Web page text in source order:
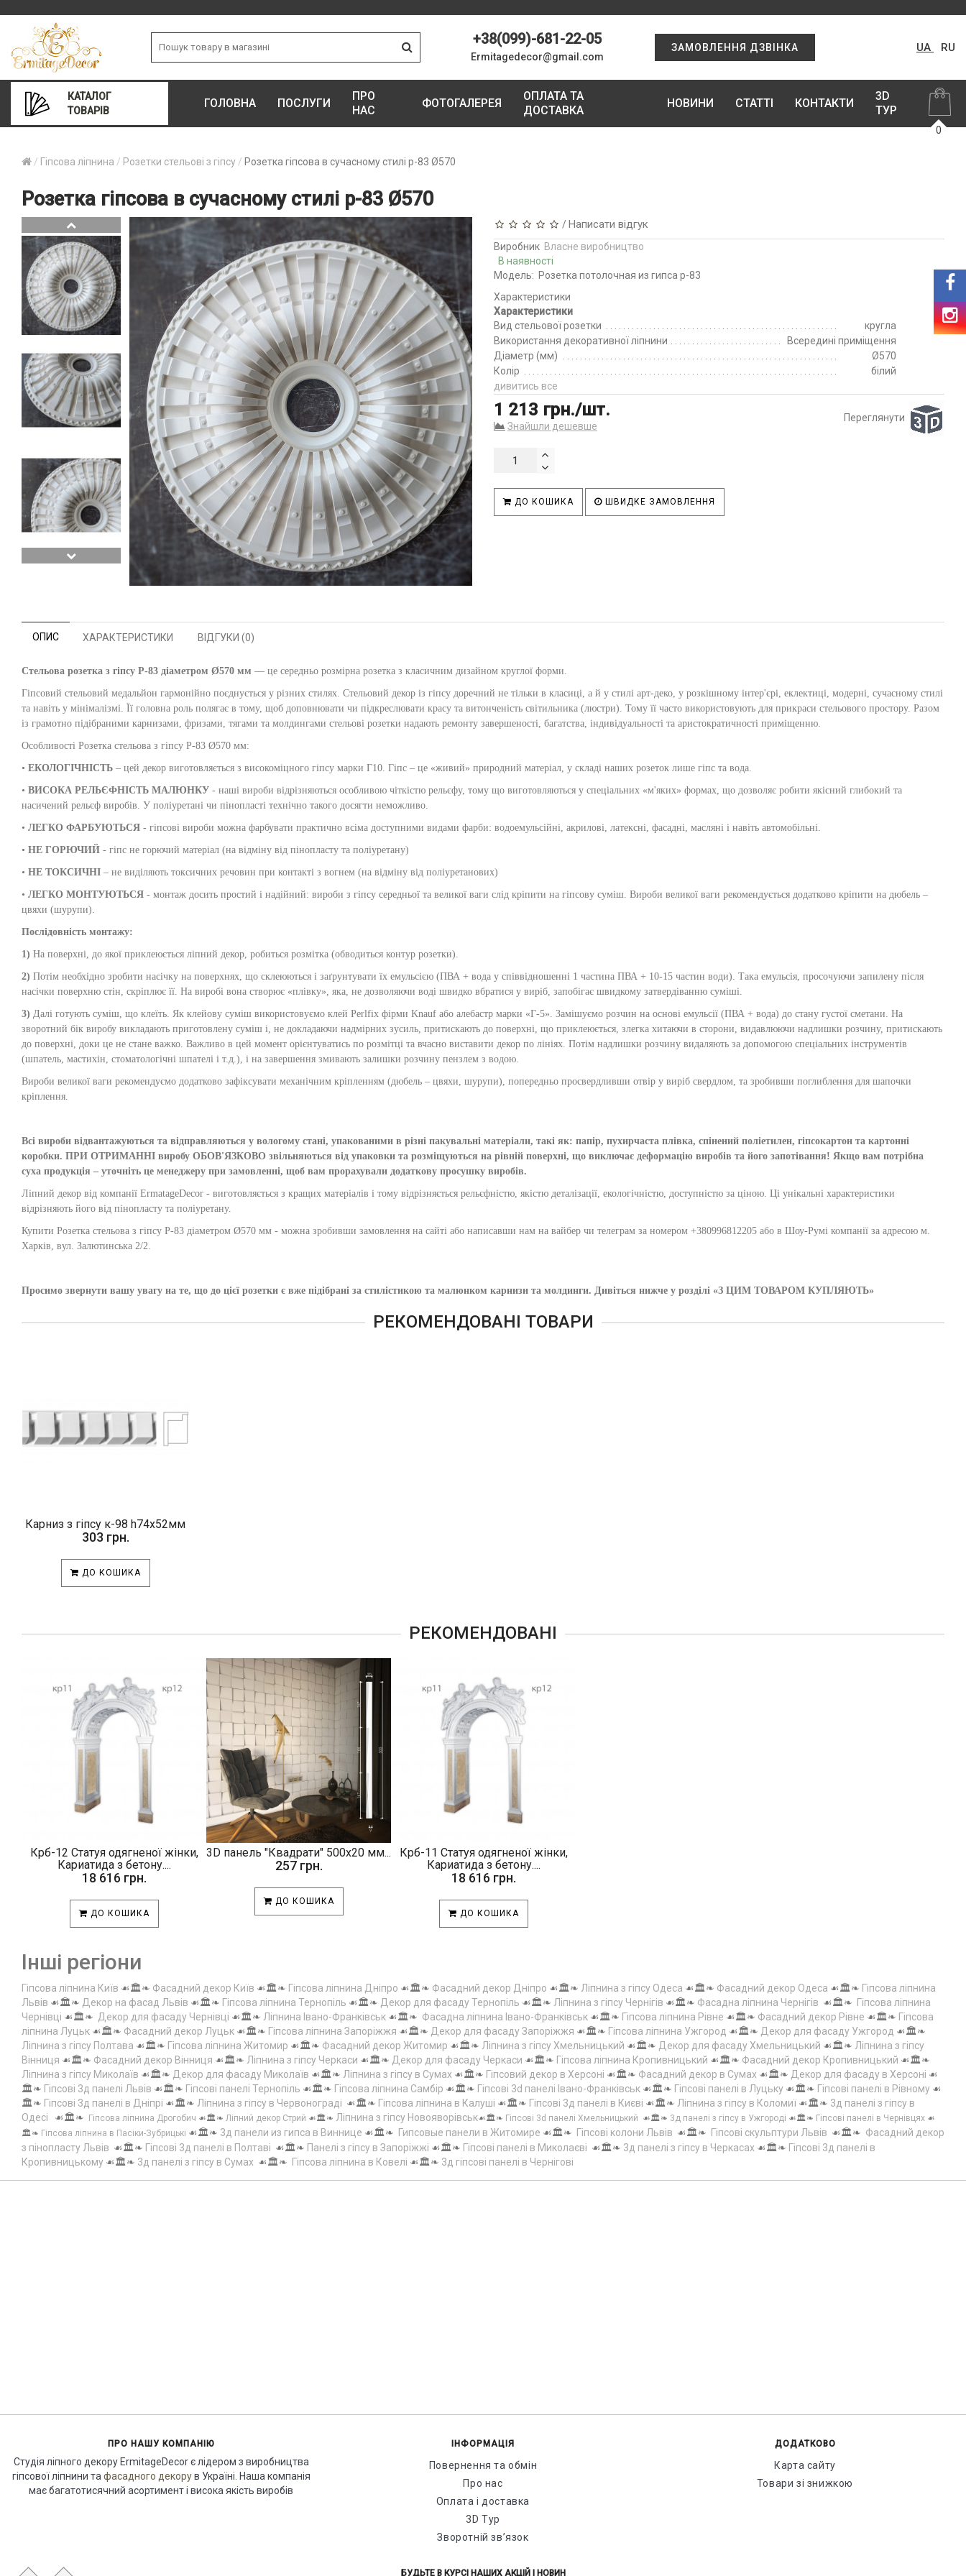
+38(099)-681-22-05
Ermitagedecor@gmail.com
ЗАМОВЛЕННЯ ДЗВІНКА UA RU
КАТАЛОГ
ТОВАРІВ
ГОЛОВНА ПОСЛУГИ
ПРО
НАС
ФОТОГАЛЕРЕЯ
ОПЛАТА ТА
ДОСТАВКА
НОВИНИ СТАТТІ КОНТАКТИ
3D
ТУР
0
Гіпсова ліпнина Розетки стельові з гіпсу Розетка гіпсова в сучасному стилі р-83 Ø570
Розетка гіпсова в сучасному стилі р-83 Ø570
/Написати відгук
Виробник Власне виробництво
В наявності
Модель: Розетка потолочная из гипса р-83
Характеристики
Характеристики
Вид стельової розетки
кругла
Використання декоративної ліпнини
Всередині приміщення
Діаметр (мм)
Ø570
Колір
білий
дивитись все
1 213 грн./шт.
Знайшли дешевше
Переглянути
ДО КОШИКА ШВИДКЕ ЗАМОВЛЕННЯ
ОПИС ХАРАКТЕРИСТИКИ ВІДГУКИ (0)
Стельова розетка з гіпсу Р-83 діаметром Ø570 мм — це середньо розмірна розетка з класичним дизайном круглої форми.
Гіпсовий стельовий медальйон гармонійно поєднується у різних стилях. Стельовий декор із гіпсу доречний не тільки в класиці, а й у стилі арт-деко, у розкішному інтер'єрі, еклектиці, модерні, сучасному стилі
та навіть у мінімалізмі. Її головна роль полягає в тому, щоб доповнювати чи підкреслювати красу та витонченість світильника (люстри). Тому її часто використовують для прикраси стельового простору. Разом
із грамотно підібраними карнизами, фризами, тягами та молдингами стельові розетки надають ремонту завершеності, багатства, індивідуальності та аристократичності приміщенню.
Особливості Розетка стельова з гіпсу Р-83 Ø570 мм:
• ЕКОЛОГІЧНІСТЬ – цей декор виготовляється з високоміцного гіпсу марки Г10. Гіпс – це «живий» природний матеріал, у складі наших розеток лише гіпс та вода.
• ВИСОКА РЕЛЬЄФНІСТЬ МАЛЮНКУ - наші вироби відрізняються особливою чіткістю рельєфу, тому що виготовляються у спеціальних «м'яких» формах, що дозволяє робити якісний глибокий та
насичений рельєф виробів. У поліуретані чи пінопласті технічно такого досягти неможливо.
• ЛЕГКО ФАРБУЮТЬСЯ - гіпсові вироби можна фарбувати практично всіма доступними видами фарби: водоемульсійні, акрилові, латексні, фасадні, масляні і навіть автомобільні.
• НЕ ГОРЮЧИЙ - гіпс не горючий матеріал (на відміну від пінопласту та поліуретану)
• НЕ ТОКСИЧНІ – не виділяють токсичних речовин при контакті з вогнем (на відміну від поліуретанових)
• ЛЕГКО МОНТУЮТЬСЯ - монтаж досить простий і надійний: вироби з гіпсу середньої та великої ваги слід кріпити на гіпсову суміш. Вироби великої ваги рекомендується додатково кріпити на дюбель –
цвяхи (шурупи).
Послідовність монтажу:
1) На поверхні, до якої приклеюється ліпний декор, робиться розмітка (обводиться контур розетки).
2) Потім необхідно зробити насічку на поверхнях, що склеюються і заґрунтувати їх емульсією (ПВА + вода у співвідношенні 1 частина ПВА + 10-15 частин води). Така емульсія, просочуючи запилену після
насічки поверхню стін, скріплює її. На виробі вона створює «плівку», яка, не дозволяючи воді швидко вбратися у виріб, запобігає швидкому затвердіванню суміші.
3) Далі готують суміш, що клеїть. Як клейову суміш використовуємо клей Perlfix фірми Knauf або алебастр марки «Г-5». Замішуємо розчин на основі емульсії (ПВА + вода) до стану густої сметани. На
зворотний бік виробу викладають приготовлену суміш і, не докладаючи надмірних зусиль, притискають до поверхні, що приклеюється, злегка хитаючи в сторони, видавлюючи надлишки розчину, притискають
до поверхні, доки це не стане важко. Важливо в цей момент орієнтуватись по розмітці та вчасно виставити декор по лініях. Потім надлишки розчину видаляють за допомогою спеціальних інструментів
(шпатель, мастихін, стоматологічні шпателі і т.д.), і на завершення змивають залишки розчину пензлем з водою.
Вироби великої ваги рекомендуємо додатково зафіксувати механічним кріпленням (дюбель – цвяхи, шурупи), попередньо просвердливши отвір у виріб свердлом, та зробивши поглиблення для шапочки
кріплення.
Всі вироби відвантажуються та відправляються у вологому стані, упакованими в різні пакувальні матеріали, такі як: папір, пухирчаста плівка, спінений поліетилен, гіпсокартон та картонні
коробки. ПРИ ОТРИМАННІ виробу ОБОВ'ЯЗКОВО звільняються від упаковки та розміщуються на рівній поверхні, що виключає деформацію виробів та його запотівання! Якщо вам потрібна
суха продукція – уточніть це менеджеру при замовленні, щоб вам прорахували додаткову просушку виробів.
Ліпний декор від компанії ErmatageDecor - виготовляється з кращих матеріалів і тому відрізняється рельєфністю, якістю деталізації, екологічністю, доступністю за ціною. Ці унікальні характеристики
відрізняють його від пінопласту та поліуретану.
Купити Розетка стельова з гіпсу Р-83 діаметром Ø570 мм - можна зробивши замовлення на сайті або написавши нам на вайбер чи телеграм за номером +380996812205 або в Шоу-Румі компанії за адресою м.
Харків, вул. Залютинська 2/2.
Просимо звернути вашу увагу на те, що до цієї розетки є вже підібрані за стилістикою та малюнком карнизи та молдинги. Дивіться нижче у розділі «З ЦИМ ТОВАРОМ КУПЛЯЮТЬ»
РЕКОМЕНДОВАНІ ТОВАРИ
Карниз з гіпсу к-98 h74х52мм
303 грн.
ДО КОШИКА
РЕКОМЕНДОВАНІ
Крб-12 Статуя одягненої жінки,
Кариатида з бетону....
18 616 грн.
ДО КОШИКА
3D панель "Квадрати" 500х20 мм...
257 грн.
ДО КОШИКА
Крб-11 Статуя одягненої жінки,
Кариатида з бетону....
18 616 грн.
ДО КОШИКА
Інші регіони
Гіпсова ліпнина Київ ☙🏛️❧ Фасадний декор Київ ☙🏛️❧ Гіпсова ліпнина Дніпро ☙🏛️❧ Фасадний декор Дніпро ☙🏛️❧ Ліпнина з гіпсу Одеса ☙🏛️❧ Фасадний декор Одеса ☙🏛️❧ Гіпсова ліпнина
Львів ☙🏛️❧ Декор на фасад Львів ☙🏛️❧ Гіпсова ліпнина Тернопіль ☙🏛️❧ Декор для фасаду Тернопіль ☙🏛️❧ Ліпнина з гіпсу Чернігів ☙🏛️❧ Фасадна ліпнина Чернігів ☙🏛️❧ Гіпсова ліпнина
Чернівці ☙🏛️❧ Декор для фасаду Чернівці ☙🏛️❧ Ліпнина Івано-Франківськ ☙🏛️❧ Фасадна ліпнина Івано-Франківськ ☙🏛️❧ Гіпсова ліпнина Рівне ☙🏛️❧ Фасадний декор Рівне ☙🏛️❧ Гіпсова
ліпнина Луцьк ☙🏛️❧ Фасадний декор Луцьк ☙🏛️❧ Гіпсова ліпнина Запоріжжя ☙🏛️❧ Декор для фасаду Запоріжжя ☙🏛️❧ Гіпсова ліпнина Ужгород ☙🏛️❧ Декор для фасаду Ужгород ☙🏛️❧
Ліпнина з гіпсу Полтава ☙🏛️❧ Гіпсова ліпнина Житомир ☙🏛️❧ Фасадний декор Житомир ☙🏛️❧ Ліпнина з гіпсу Хмельницький ☙🏛️❧ Декор для фасаду Хмельницький ☙🏛️❧ Ліпнина з гіпсу
Вінниця ☙🏛️❧ Фасадний декор Вінниця ☙🏛️❧ Ліпнина з гіпсу Черкаси ☙🏛️❧ Декор для фасаду Черкаси ☙🏛️❧ Гіпсова ліпнина Кропивницький ☙🏛️❧ Фасадний декор Кропивницький ☙🏛️❧
Ліпнина з гіпсу Миколаїв ☙🏛️❧ Декор для фасаду Миколаїв ☙🏛️❧ Ліпнина з гіпсу в Сумах ☙🏛️❧ Гіпсовий декор в Херсоні ☙🏛️❧ Фасадний декор в Сумах ☙🏛️❧ Декор для фасаду в Херсоні ☙
🏛️❧ Гіпсові 3д панелі Львів ☙🏛️❧ Гіпсові панелі Тернопіль ☙🏛️❧ Гіпсова ліпнина Самбір ☙🏛️❧ Гіпсові 3d панелі Івано-Франківськ ☙🏛️❧ Гіпсові панелі в Луцьку ☙🏛️❧ Гіпсові панелі в Рівному ☙
🏛️❧ Гіпсові 3д панелі в Дніпрі ☙🏛️❧ Ліпнина з гіпсу в Червонограді ☙🏛️❧ Гіпсова ліпнина в Калуші ☙🏛️❧ Гіпсові 3д панелі в Києві ☙🏛️❧ Ліпнина з гіпсу в Коломиї ☙🏛️❧ 3д панелі з гіпсу в
Одесі ☙🏛️❧ Гіпсова ліпнина Дрогобич ☙🏛️❧ Ліпний декор Стрий ☙🏛️❧ Ліпнина з гіпсу Новояворівськ☙🏛️❧ Гіпсові 3d панелі Хмельницький ☙🏛️❧ 3д панелі з гіпсу в Ужгороді ☙🏛️❧ Гіпсові панелі в Чернівцях ☙
🏛️❧ Гіпсова ліпнина в Пасіки-Зубрицькі ☙🏛️❧ 3д панели из гипса в Виннице ☙🏛️❧ Гипсовые панели в Житомире ☙🏛️❧ Гіпсові колони Львів ☙🏛️❧ Гіпсові скульптури Львів ☙🏛️❧ Фасадний декор
з пінопласту Львів ☙🏛️❧ Гіпсові 3д панелі в Полтаві ☙🏛️❧ Панелі з гіпсу в Запоріжжі ☙🏛️❧ Гіпсові панелі в Миколаєві ☙🏛️❧ 3д панелі з гіпсу в Черкасах ☙🏛️❧ Гіпсові 3д панелі в
Кропивницькому ☙🏛️❧ 3д панелі з гіпсу в Сумах ☙🏛️❧ Гіпсова ліпнина в Ковелі ☙🏛️❧ 3д гіпсові панелі в Чернігові
ПРО НАШУ КОМПАНІЮ
Студія ліпного декору ErmitageDecor є лідером з виробництва
гіпсової ліпнини та фасадного декорув Україні. Наша компанія
має багатотисячний асортимент і висока якість виробів
ІНФОРМАЦІЯ
Повернення та обмін
Про нас
Оплата і доставка
3D Тур
Зворотній зв’язок
ДОДАТКОВО
Карта сайту
Товари зі знижкою
БУДЬТЕ В КУРСІ НАШИХ АКЦІЙ І НОВИН